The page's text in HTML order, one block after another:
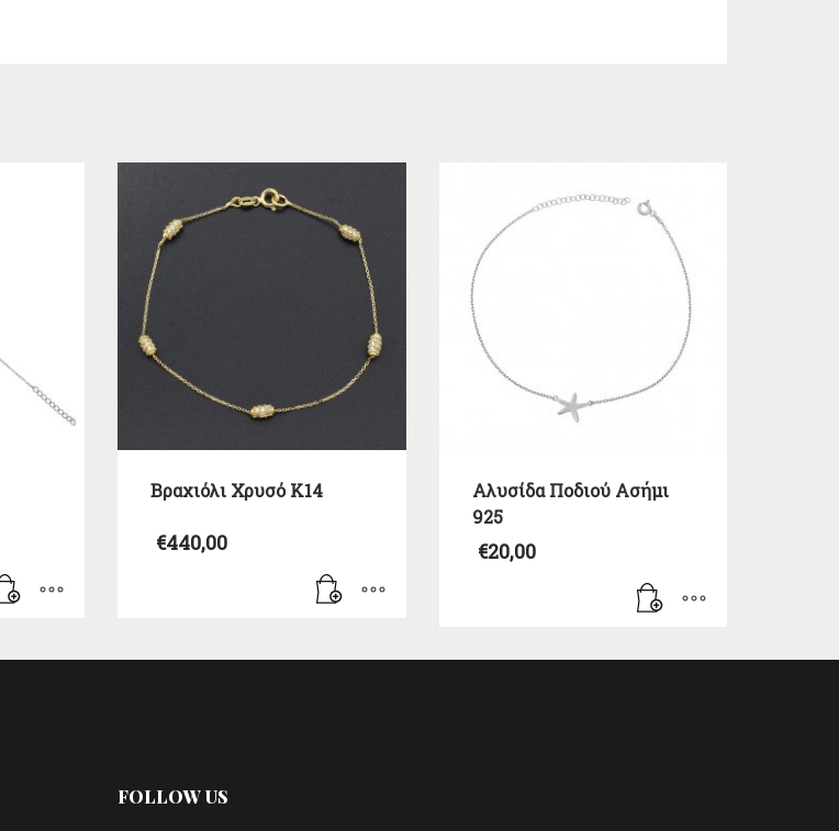
Βραχιόλι Χρυσό Κ14
€440,00
Αλυσίδα Ποδιού Ασήμι
925
€20,00
FOLLOW US